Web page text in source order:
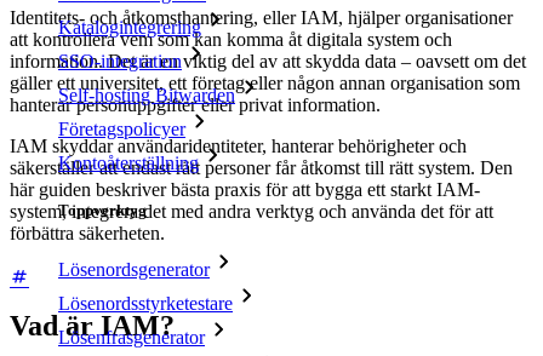
Katalogintegrering
SSO-integration
Self-hosting Bitwarden
Företagspolicyer
Kontoåterställning
Toppverktyg
Lösenordsgenerator
Lösenordsstyrketestare
Lösenfrasgenerator
Identitets- och åtkomsthantering, eller IAM, hjälper organisationer
att kontrollera vem som kan komma åt digitala system och
information. Det är en viktig del av att skydda data – oavsett om det
gäller ett universitet, ett företag eller någon annan organisation som
hanterar personuppgifter eller privat information.
IAM skyddar användaridentiteter, hanterar behörigheter och
säkerställer att endast rätt personer får åtkomst till rätt system. Den
här guiden beskriver bästa praxis för att bygga ett starkt IAM-
system, integrera det med andra verktyg och använda det för att
förbättra säkerheten.
Vad är IAM?